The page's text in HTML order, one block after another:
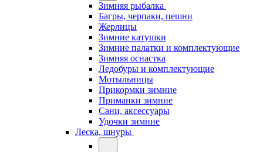
Зимняя рыбалка
Багры, черпаки, пешни
Жерлицы
Зимние катушки
Зимние палатки и комплектующие
Зимняя оснастка
Ледобуры и комплектующие
Мотыльницы
Прикормки зимние
Приманки зимние
Сани, аксессуары
Удочки зимние
Леска, шнуры